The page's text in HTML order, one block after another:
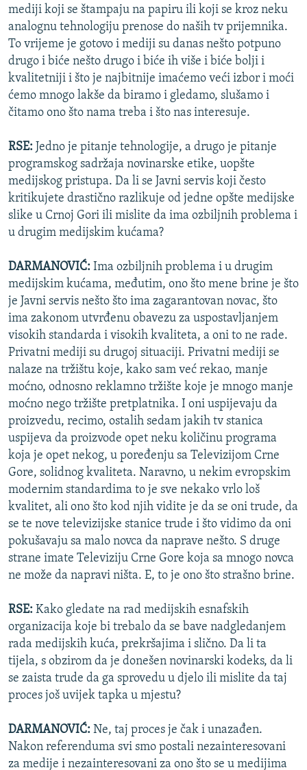
mediji koji se štampaju na papiru ili koji se kroz neku
analognu tehnologiju prenose do naših tv prijemnika.
To vrijeme je gotovo i mediji su danas nešto potpuno
drugo i biće nešto drugo i biće ih više i biće bolji i
kvalitetniji i što je najbitnije imaćemo veći izbor i moći
ćemo mnogo lakše da biramo i gledamo, slušamo i
čitamo ono što nama treba i što nas interesuje.
RSE: Jedno je pitanje tehnologije, a drugo je pitanje
programskog sadržaja novinarske etike, uopšte
medijskog pristupa. Da li se Javni servis koji često
kritikujete drastično razlikuje od jedne opšte medijske
slike u Crnoj Gori ili mislite da ima ozbiljnih problema i
u drugim medijskim kućama?
DARMANOVIĆ: Ima ozbiljnih problema i u drugim
medijskim kućama, međutim, ono što mene brine je što
je Javni servis nešto što ima zagarantovan novac, što
ima zakonom utvrđenu obavezu za uspostavljanjem
visokih standarda i visokih kvaliteta, a oni to ne rade.
Privatni mediji su drugoj situaciji. Privatni mediji se
nalaze na tržištu koje, kako sam već rekao, manje
moćno, odnosno reklamno tržište koje je mnogo manje
moćno nego tržište pretplatnika. I oni uspijevaju da
proizvedu, recimo, ostalih sedam jakih tv stanica
uspijeva da proizvode opet neku količinu programa
koja je opet nekog, u poređenju sa Televizijom Crne
Gore, solidnog kvaliteta. Naravno, u nekim evropskim
modernim standardima to je sve nekako vrlo loš
kvalitet, ali ono što kod njih vidite je da se oni trude, da
se te nove televizijske stanice trude i što vidimo da oni
pokušavaju sa malo novca da naprave nešto. S druge
strane imate Televiziju Crne Gore koja sa mnogo novca
ne može da napravi ništa. E, to je ono što strašno brine.
RSE: Kako gledate na rad medijskih esnafskih
organizacija koje bi trebalo da se bave nadgledanjem
rada medijskih kuća, prekršajima i slično. Da li ta
tijela, s obzirom da je donešen novinarski kodeks, da li
se zaista trude da ga sprovedu u djelo ili mislite da taj
proces još uvijek tapka u mjestu?
DARMANOVIĆ: Ne, taj proces je čak i unazađen.
Nakon referenduma svi smo postali nezainteresovani
za medije i nezainteresovani za ono što se u medijima